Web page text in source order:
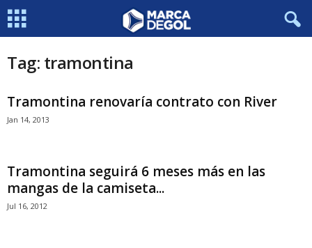
Tag: tramontina
Tramontina renovaría contrato con River
Jan 14, 2013
Tramontina seguirá 6 meses más en las
mangas de la camiseta...
Jul 16, 2012